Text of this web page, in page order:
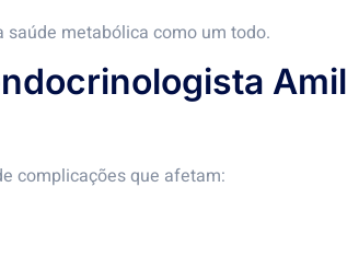
saúde metabólica como um todo.
Amil
complicações que afetam: